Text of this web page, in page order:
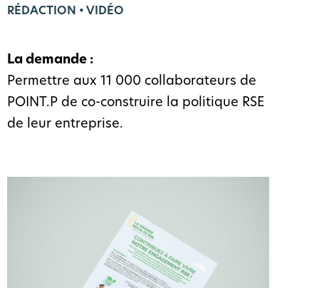
RÉDACTION • VIDÉO
La demande :
Permettre aux 11 000 collaborateurs de
POINT.P de co-construire la politique RSE
de leur entreprise.